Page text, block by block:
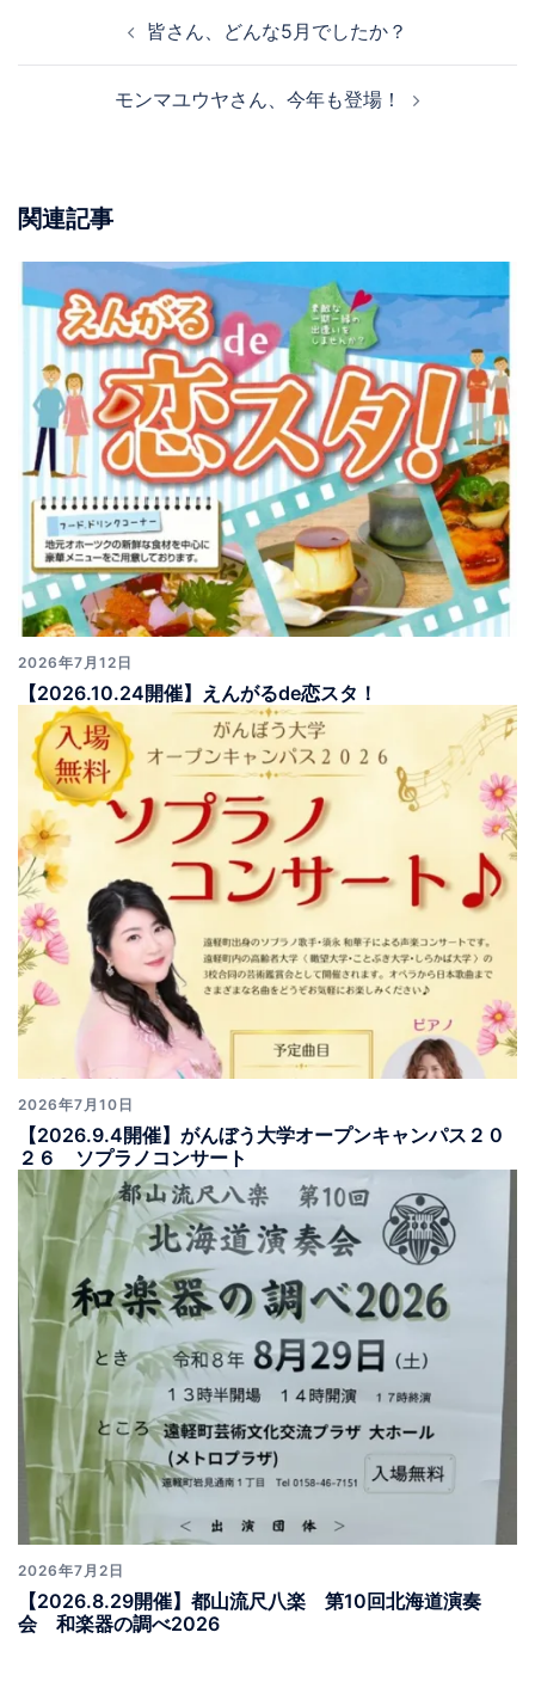
シ
ン
皆さん、どんな5月でしたか？
モンマユウヤさん、今年も登場！
関連記事
2026年7月12日
【2026.10.24開催】えんがるde恋スタ！
2026年7月10日
【2026.9.4開催】がんぼう大学オープンキャンパス２０
２６ ソプラノコンサート
2026年7月2日
【2026.8.29開催】都山流尺八楽 第10回北海道演奏
会 和楽器の調べ2026